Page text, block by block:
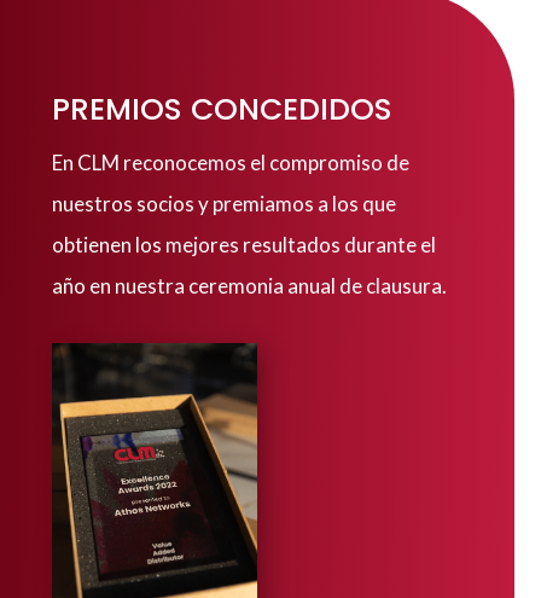
PREMIOS CONCEDIDOS
En CLM reconocemos el compromiso de
nuestros socios y premiamos a los que
obtienen los mejores resultados durante el
año en nuestra ceremonia anual de clausura.